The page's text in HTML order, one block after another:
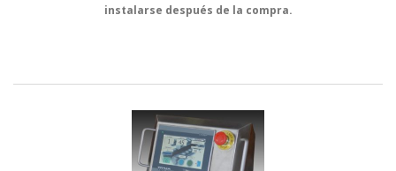
instalarse después de la compra.